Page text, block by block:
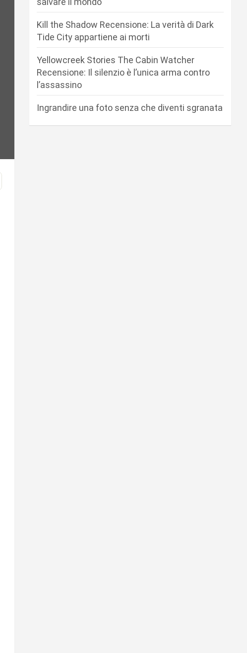
Kill the Shadow Recensione: La verità di Dark
Tide City appartiene ai morti
Yellowcreek Stories The Cabin Watcher
Recensione: Il silenzio è l’unica arma contro
l’assassino
Ingrandire una foto senza che diventi sgranata